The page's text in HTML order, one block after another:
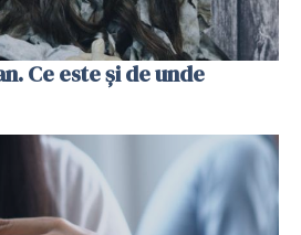
Ce este și de unde